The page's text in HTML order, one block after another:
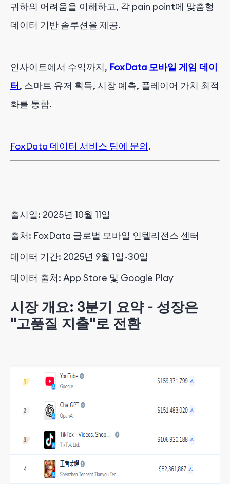
귀하의 어려움을 이해하고, 각 pain point에 맞춤형
데이터 기반 솔루션을 제공.
인사이트에서 수익까지, FoxData 모바일 게임 데이
터, 스마트 유저 획득, 시장 예측, 플레이어 가치 최적
화를 통합.
FoxData 데이터 서비스 팀에 문의.
출시일: 2025년 10월 11일
출처: FoxData 글로벌 모바일 인텔리전스 센터
데이터 기간: 2025년 9월 1일~30일
데이터 출처: App Store 및 Google Play
시장 개요: 3분기 요약 - 성장은
"고품질 지출"로 전환